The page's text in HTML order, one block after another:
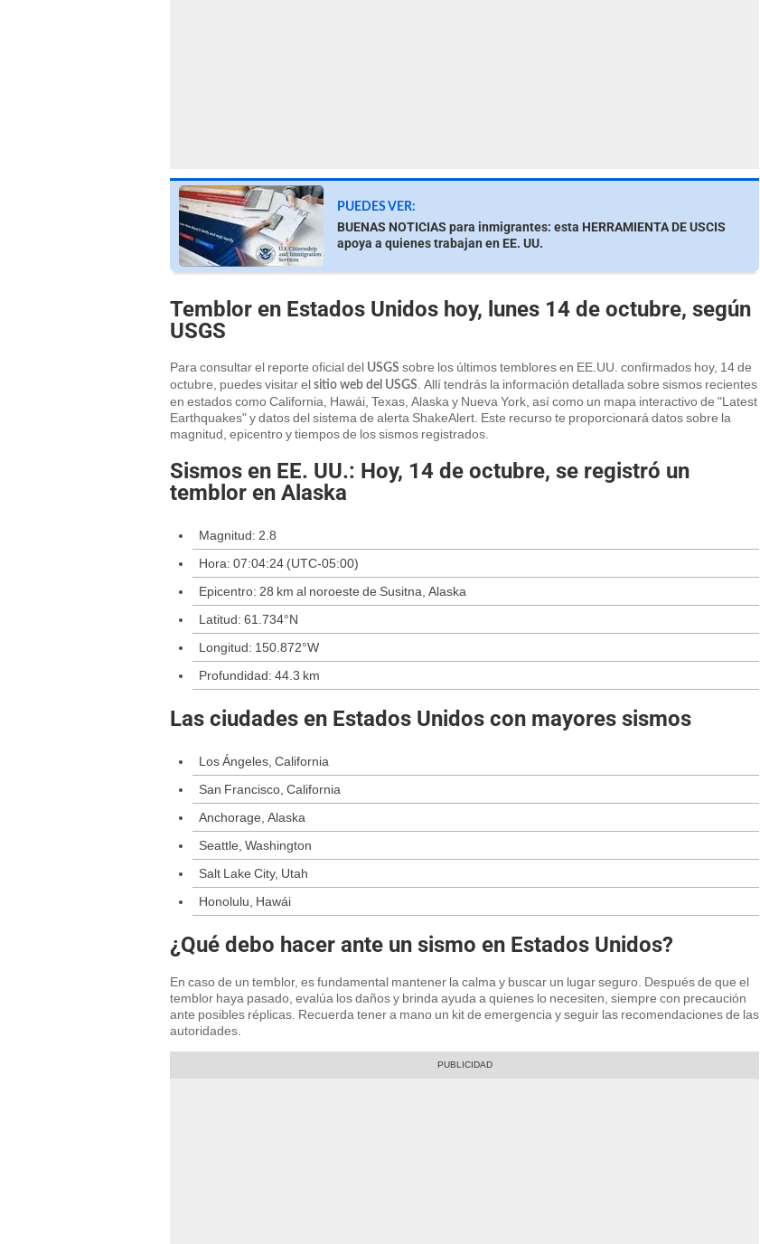
PUEDES VER:
BUENAS NOTICIAS para inmigrantes: esta HERRAMIENTA DE USCIS
apoya a quienes trabajan en EE. UU.
Temblor en Estados Unidos hoy, lunes 14 de octubre, según
USGS
Para consultar el reporte oficial del USGS sobre los últimos temblores en EE.UU. confirmados hoy, 14 de
octubre, puedes visitar el sitio web del USGS. Allí tendrás la información detallada sobre sismos recientes
en estados como California, Hawái, Texas, Alaska y Nueva York, así como un mapa interactivo de "Latest
Earthquakes" y datos del sistema de alerta ShakeAlert. Este recurso te proporcionará datos sobre la
magnitud, epicentro y tiempos de los sismos registrados.
Sismos en EE. UU.: Hoy, 14 de octubre, se registró un
temblor en Alaska
Magnitud: 2.8
Hora: 07:04:24 (UTC-05:00)
Epicentro: 28 km al noroeste de Susitna, Alaska
Latitud: 61.734°N
Longitud: 150.872°W
Profundidad: 44.3 km
Las ciudades en Estados Unidos con mayores sismos
Los Ángeles, California
San Francisco, California
Anchorage, Alaska
Seattle, Washington
Salt Lake City, Utah
Honolulu, Hawái
¿Qué debo hacer ante un sismo en Estados Unidos?
En caso de un temblor, es fundamental mantener la calma y buscar un lugar seguro. Después de que el
temblor haya pasado, evalúa los daños y brinda ayuda a quienes lo necesiten, siempre con precaución
ante posibles réplicas. Recuerda tener a mano un kit de emergencia y seguir las recomendaciones de las
autoridades.